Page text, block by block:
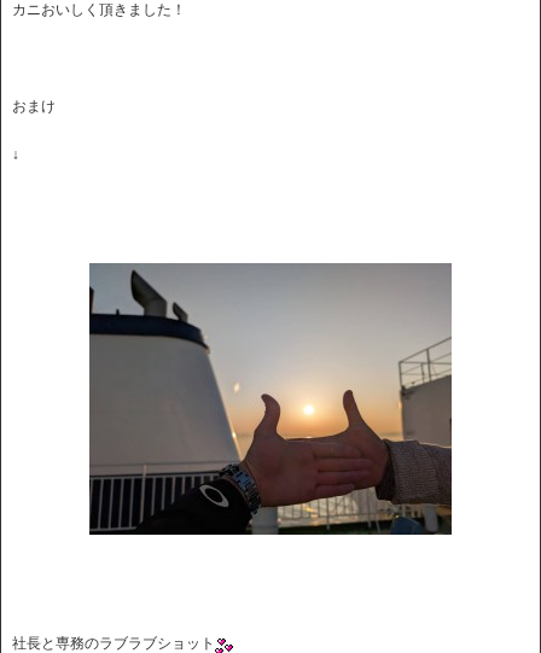
カニおいしく頂きました！
おまけ
↓
社長と専務のラブラブショット